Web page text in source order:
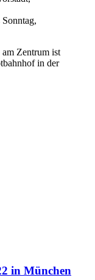
Zentrum ist
in der
in München